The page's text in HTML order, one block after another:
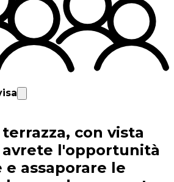
con vista
avrete l'opportunità
assaporare le